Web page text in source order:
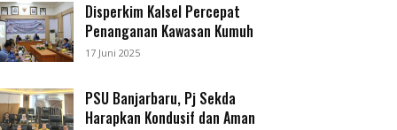
Disperkim Kalsel Percepat
Penanganan Kawasan Kumuh
17 Juni 2025
PSU Banjarbaru, Pj Sekda
Harapkan Kondusif dan Aman